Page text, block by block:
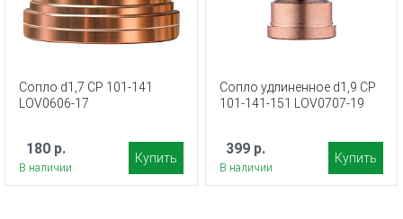
Сопло d1,7 CP 101-141
LOV0606-17
180 р.
В наличии
Купить
Сопло удлиненное d1,9 CP
101-141-151 LOV0707-19
399 р.
В наличии
Купить